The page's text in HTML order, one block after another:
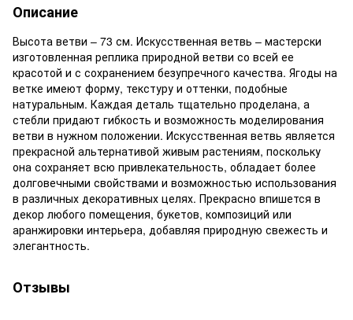
Описание
Высота ветви – 73 см. Искусственная ветвь – мастерски
изготовленная реплика природной ветви со всей ее
красотой и с сохранением безупречного качества. Ягоды на
ветке имеют форму, текстуру и оттенки, подобные
натуральным. Каждая деталь тщательно проделана, а
стебли придают гибкость и возможность моделирования
ветви в нужном положении. Искусственная ветвь является
прекрасной альтернативой живым растениям, поскольку
она сохраняет всю привлекательность, обладает более
долговечными свойствами и возможностью использования
в различных декоративных целях. Прекрасно впишется в
декор любого помещения, букетов, композиций или
аранжировки интерьера, добавляя природную свежесть и
элегантность.
Отзывы